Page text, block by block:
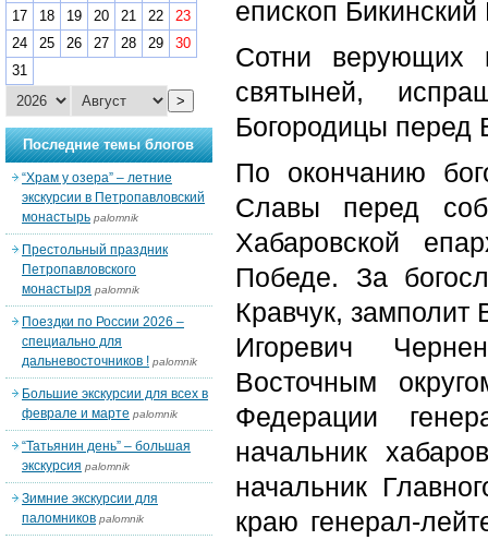
епископ
Сотни верующих
святыней,
Богородицы
По окончанию
Славы перед
Хабаровской
Победе. За
Кравчук, замполит
Игоревич
Восточным
Федерации
начальник
начальник
краю генерал-
17
18 19 20 21 22
23
24
25 26 27 28 29
30
31
>
Последние темы блогов
“Храм у озера” – летние
экскурсии в Петропавловский
монастырь palomnik
Престольный праздник
Петропавловского
монастыря palomnik
Поездки по России 2026 –
специально для
дальневосточников ! palomnik
Большие экскурсии для всех в
феврале и марте palomnik
“Татьянин день” – большая
экскурсия palomnik
Зимние экскурсии для
паломников palomnik